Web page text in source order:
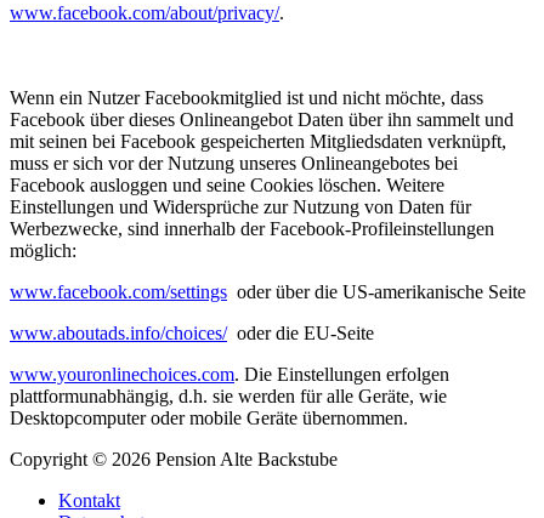
www.facebook.com/about/privacy/.
Wenn ein Nutzer Facebookmitglied ist und nicht möchte, dass
Facebook über dieses Onlineangebot Daten über ihn sammelt und
mit seinen bei Facebook gespeicherten Mitgliedsdaten verknüpft,
muss er sich vor der Nutzung unseres Onlineangebotes bei
Facebook ausloggen und seine Cookies löschen. Weitere
Einstellungen und Widersprüche zur Nutzung von Daten für
Werbezwecke, sind innerhalb der Facebook-Profileinstellungen
möglich:
www.facebook.com/settings oder über die US-amerikanische Seite
www.aboutads.info/choices/oder die EU-Seite
www.youronlinechoices.com. Die Einstellungen erfolgen
plattformunabhängig, d.h. sie werden für alle Geräte, wie
Desktopcomputer oder mobile Geräte übernommen.
Copyright © 2026 Pension Alte Backstube
Kontakt